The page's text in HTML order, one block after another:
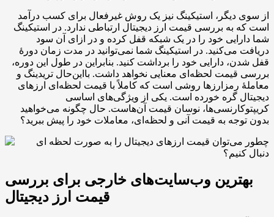
از سوی دیگر، استیکینگ نیز یک روش غیرفعال برای کسب درآمد
است که به بررسی قیمت ارز دیجیتال ارتباطی ندارد. در استیکینگ
شما دارایی خود را در یک شبکه قفل کرده و در ازای آن سود
دریافت می‌کنید. در استیکینگ شما نمی‌توانید در مدت زمان دورهٔ
قفل شدن، دارایی خود را برداشت کنید. بنابراین در طول این دوره،
بررسی قیمت لحظه‌ای معنایی نخواهد داشت. بااین‌حال تریدینگ و
معاملهٔ رمزارزها روشی است که کاملاً با قیمت لحظه‌ای ارزهای
دیجیتال گره خورده است. یکی از ویژگی‌های اساسی
کریپتوکارنسی‌ها، نوسان قیمت آن‌هاست. حال چگونه می‌خواهید
بدون توجه به قیمت آنی و لحظه‌ای، معاملات خود را پیش ببرید؟
بهترین وب‌سایت‌های خارجی برای بررسی
قیمت ارز دیجیتال